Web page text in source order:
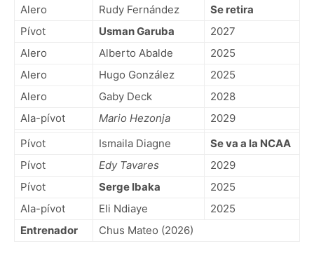
Alero
Rudy Fernández
Se retira
Pívot
Usman Garuba
2027
Alero
Alberto Abalde
2025
Alero
Hugo González
2025
Alero
Gaby Deck
2028
Ala-pívot
Mario Hezonja
2029
Pívot
Ismaila Diagne
Se va a la NCAA
Pívot
Edy Tavares
2029
Pívot
Serge Ibaka
2025
Ala-pívot
Eli Ndiaye
2025
Entrenador
Chus Mateo (2026)